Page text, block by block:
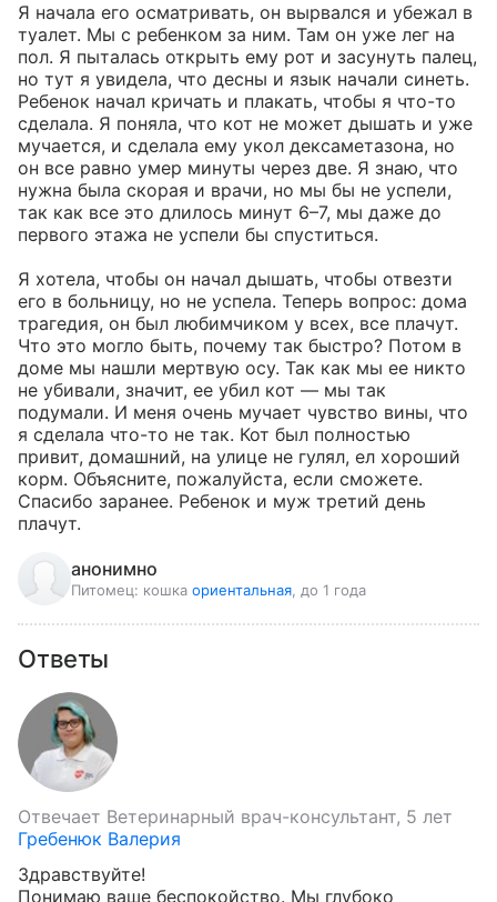
Я начала его осматривать, он вырвался и убежал в
туалет. Мы с ребенком за ним. Там он уже лег на
пол. Я пыталась открыть ему рот и засунуть палец,
но тут я увидела, что десны и язык начали синеть.
Ребенок начал кричать и плакать, чтобы я что-то
сделала. Я поняла, что кот не может дышать и уже
мучается, и сделала ему укол дексаметазона, но
он все равно умер минуты через две. Я знаю, что
нужна была скорая и врачи, но мы бы не успели,
так как все это длилось минут 6–7, мы даже до
первого этажа не успели бы спуститься.
Я хотела, чтобы он начал дышать, чтобы отвезти
его в больницу, но не успела. Теперь вопрос: дома
трагедия, он был любимчиком у всех, все плачут.
Что это могло быть, почему так быстро? Потом в
доме мы нашли мертвую осу. Так как мы ее никто
не убивали, значит, ее убил кот — мы так
подумали. И меня очень мучает чувство вины, что
я сделала что-то не так. Кот был полностью
привит, домашний, на улице не гулял, ел хороший
корм. Объясните, пожалуйста, если сможете.
Спасибо заранее. Ребенок и муж третий день
плачут.
анонимно
Питомец: кошка ориентальная , до 1 года
Ответы
Отвечает Ветеринарный врач-консультант, 5 лет
Гребенюк Валерия
Здравствуйте!
Понимаю ваше беспокойство. Мы глубоко